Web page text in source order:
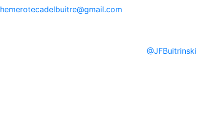
hemerotecadelbuitre@gmail.com
@JFBuitrinski